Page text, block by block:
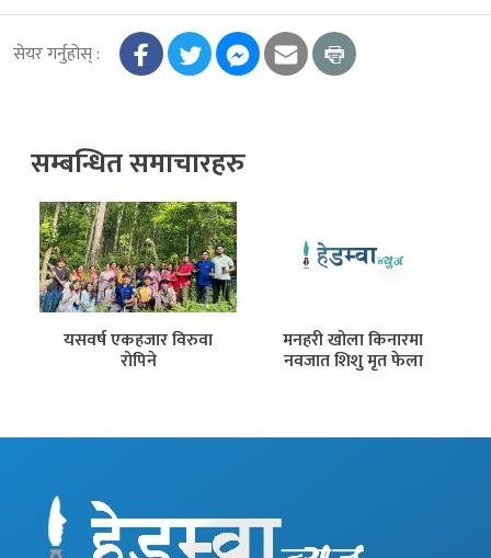
सेयर गर्नुहोस् :
सम्बन्धित समाचारहरु
यसवर्ष एकहजार विरुवा
रोपिने
मनहरी खोला किनारमा
नवजात शिशु मृत फेला